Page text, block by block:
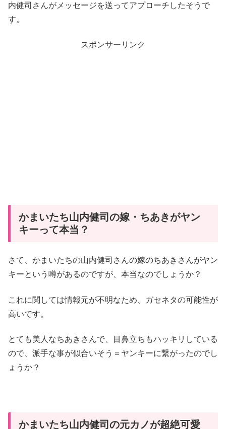
内健司さんがメッセージを送ってアプローチしたそうで
す。
スポンサーリンク
かまいたち山内健司の嫁・ちあきがヤン
キーって本当？
さて、かまいたちの山内健司さんの嫁のちあきさんがヤン
キーという噂があるのですが、本当なのでしょうか？
これに関しては情報元が不明なため、ガセネタの可能性が
高いです。
とても美人なちあきさんで、目鼻立ちもハッキリしている
ので、派手な事が似合いそう＝ヤンキーに繋がったのでし
ょうか？
かまいたち山内健司の元カノが超絶可愛